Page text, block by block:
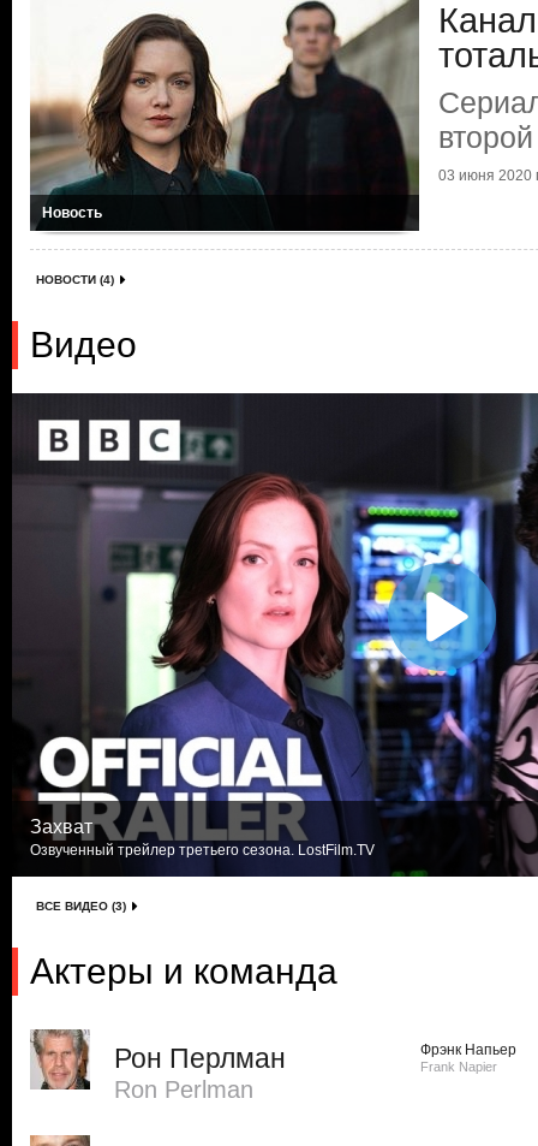
Новость
03 июня 2020
НОВОСТИ (4)
Видео
Захват
Озвученный трейлер третьего сезона. LostFilm.TV
ВСЕ ВИДЕО (3)
Актеры и команда
Рон Перлман
Ron Perlman
Фрэнк Напьер
Frank Napier